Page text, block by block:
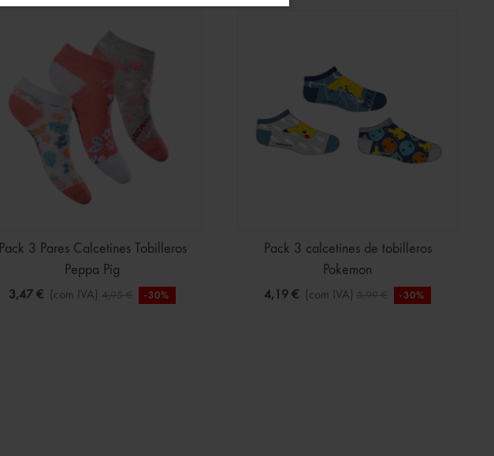
Pack 3 Pares Calcetines Tobilleros
Peppa Pig
3,47 € (com IVA) 4,95 € -30%
Pack 3 calcetines de tobilleros
Pokemon
4,19 € (com IVA) 5,99 € -30%